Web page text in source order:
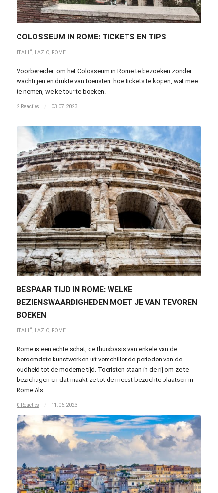
COLOSSEUM IN ROME: TICKETS EN TIPS
ITALIË, LAZIO, ROME
Voorbereiden om het Colosseum in Rome te bezoeken zonder
wachtrijen en drukte van toeristen: hoe tickets te kopen, wat mee
te nemen, welke tour te boeken.
2 Reacties / 03.07.2023
BESPAAR TIJD IN ROME: WELKE
BEZIENSWAARDIGHEDEN MOET JE VAN TEVOREN
BOEKEN
ITALIË, LAZIO, ROME
Rome is een echte schat, de thuisbasis van enkele van de
beroemdste kunstwerken uit verschillende perioden van de
oudheid tot de moderne tijd. Toeristen staan in de rij om ze te
bezichtigen en dat maakt ze tot de meest bezochte plaatsen in
Rome.Als…
0 Reacties / 11.06.2023